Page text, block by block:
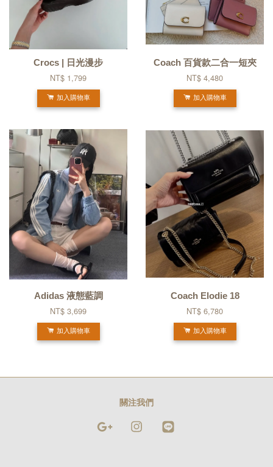
Crocs | 日光漫步
NT$ 1,799
加入購物車
Coach 百貨款二合一短夾
NT$ 4,480
加入購物車
Adidas 液態藍調
NT$ 3,699
加入購物車
Coach Elodie 18
NT$ 6,780
加入購物車
關注我們
Google Instagram